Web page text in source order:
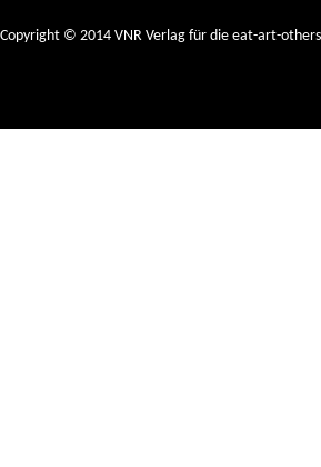
Copyright © 2014 VNR Verlag für die eat-art-